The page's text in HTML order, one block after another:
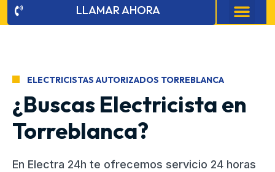
LLAMAR AHORA
ELECTRICISTAS AUTORIZADOS TORREBLANCA
¿Buscas Electricista en
Torreblanca?
En Electra 24h te ofrecemos servicio 24 horas